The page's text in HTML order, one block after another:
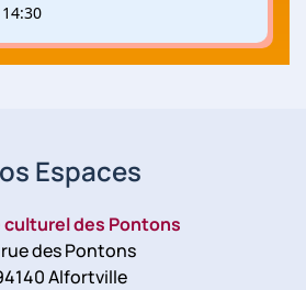
Espaces
culturel des Pontons
rue des Pontons
Alfortville